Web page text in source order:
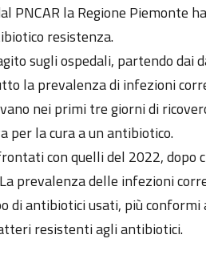
PNCAR la Regione
resistenza.
sugli ospedali, partendo
la prevalenza di infezioni
nei primi tre giorni di
per la cura a un antibiotico.
con quelli del 2022,
prevalenza delle infezioni
di antibiotici usati, più
resistenti agli antibiotici.